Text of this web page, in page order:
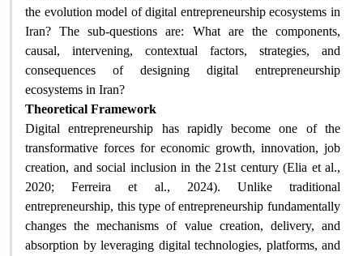
the evolution model of digital entrepreneurship ecosystems in
Iran? The sub-questions are: What are the components,
causal, intervening, contextual factors, strategies, and
consequences of designing digital entrepreneurship
ecosystems in Iran?
Theoretical Framework
Digital entrepreneurship has rapidly become one of the
transformative forces for economic growth, innovation, job
creation, and social inclusion in the 21st century (Elia et al.,
2020; Ferreira et al., 2024). Unlike traditional
entrepreneurship, this type of entrepreneurship fundamentally
changes the mechanisms of value creation, delivery, and
absorption by leveraging digital technologies, platforms, and